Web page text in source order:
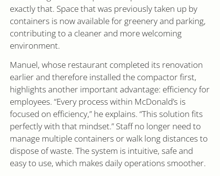
exactly that. Space that was previously taken up by
containers is now available for greenery and parking,
contributing to a cleaner and more welcoming
environment.
Manuel, whose restaurant completed its renovation
earlier and therefore installed the compactor first,
highlights another important advantage: efficiency for
employees. “Every process within McDonald’s is
focused on efficiency,” he explains. “This solution fits
perfectly with that mindset.” Staff no longer need to
manage multiple containers or walk long distances to
dispose of waste. The system is intuitive, safe and
easy to use, which makes daily operations smoother.
te tellen en bij te
houden.